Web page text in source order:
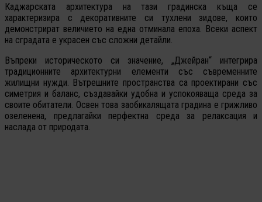
Каджарската архитектура на тази градинска къща се
характеризира с декоративните си тухлени зидове, които
демонстрират величието на една отминала епоха. Всеки аспект
на сградата е украсен със сложни детайли.
Въпреки историческото си значение, „Джейран“ интегрира
традиционните архитектурни елементи със съвременните
жилищни нужди. Вътрешните пространства са проектирани със
симетрия и баланс, създавайки удобна и успокояваща среда за
своите обитатели. Освен това заобикалящата градина е грижливо
озеленена, предлагайки перфектна среда за релаксация и
наслада от природата.